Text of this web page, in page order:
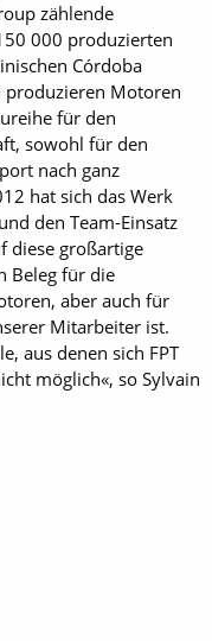
zählende
000 produzierten
Córdoba
produzieren Motoren
für den
sowohl für den
nach ganz
hat sich das Werk
den Team-Einsatz
diese großartige
Beleg für die
aber auch für
Mitarbeiter ist.
aus denen sich FPT
möglich«, so Sylvain